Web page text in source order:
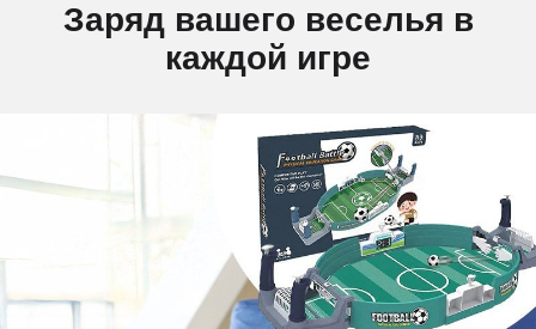
Заряд вашего веселья в
каждой игре